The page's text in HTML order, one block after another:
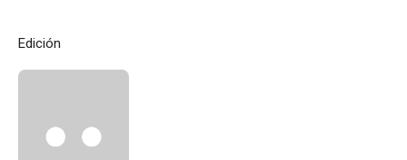
Edición